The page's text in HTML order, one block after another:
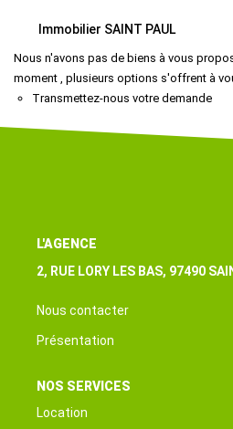
NOTRE
Qui Sommes-
Nous
Nos
Immobilier SAINT PAUL
Nous n'avons pas de biens à vous
moment , plusieurs options s'offrent à
Transmettez-nous votre demande
L'AGENCE
2, RUE LORY LES BAS, 97490
Nous contacter
Présentation
NOS SERVICES
Location